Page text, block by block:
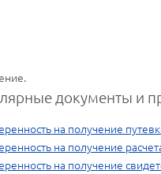
документы и
на получение
на получение
на получение